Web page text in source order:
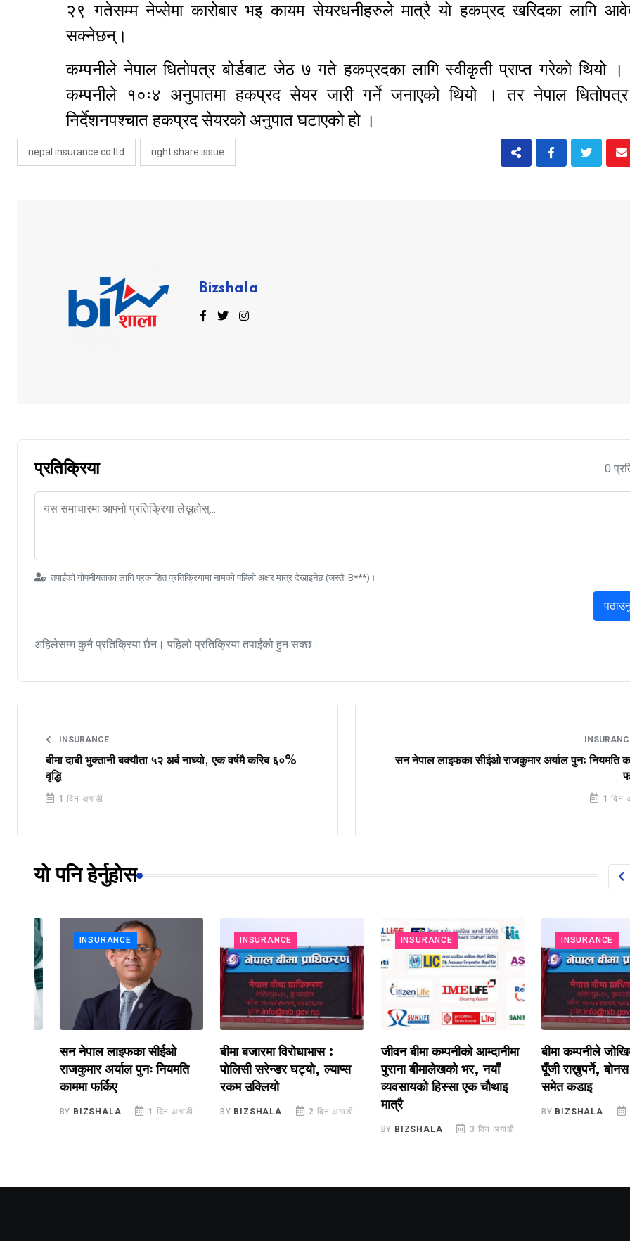
२९ गतेसम्म नेप्सेमा कारोबार भइ कायम सेयरधनीहरुले मात्रै यो हकप्रद खरिदका लागि
सक्नेछन्।
कम्पनीले नेपाल धितोपत्र बोर्डबाट जेठ ७ गते हकप्रदका लागि स्वीकृती प्राप्त गरेको थियो
कम्पनीले १०ः४ अनुपातमा हकप्रद सेयर जारी गर्ने जनाएको थियो । तर नेपाल धितोपत्र
निर्देशनपश्चात हकप्रद सेयरको अनुपात घटाएको हो ।
nepal insurance co ltd right share issue
Bizshala
प्रतिक्रिया 0
तपाईंको गोपनीयताका लागि प्रकाशित प्रतिक्रियामा नामको पहिलो अक्षर मात्र देखाइनेछ (जस्तै: B***)।
अहिलेसम्म कुनै प्रतिक्रिया छैन। पहिलो प्रतिक्रिया तपाईंको हुन सक्छ।
INSURANCE
बीमा दाबी भुक्तानी बक्यौता ५२ अर्ब नाघ्यो, एक वर्षमै करिब ६०%
वृद्धि
1 दिन अगाडी
सन नेपाल लाइफका सीईओ राजकुमार अर्याल पुनः नियमति
1 दिन
यो पनि हेर्नुहोस
INSURANCE
सन नेपाल लाइफका सीईओ
राजकुमार अर्याल पुनः नियमति
काममा फर्किए
BIZSHALA 1 दिन अगाडी
INSURANCE
बीमा बजारमा विरोधाभास :
पोलिसी सरेन्डर घट्यो, ल्याप्स
रकम उक्लियो
BIZSHALA 2 दिन अगाडी
INSURANCE
जीवन बीमा कम्पनीको आम्दानीमा
पुराना बीमालेखको भर, नयाँ
व्यवसायको हिस्सा एक चौथाइ
BIZSHALA 3 दिन अगाडी
INSURANCE
बीमा कम्पनीले
पूँजी राख्नुपर्ने, बोनस
समेत कडाइ
BIZSHALA 4 दिन